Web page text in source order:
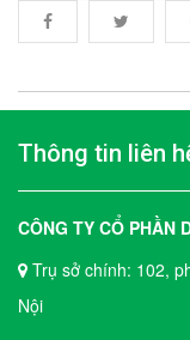
Thông tin liên
CÔNG TY CỔ PHẦN
Trụ sở chính: 102,
Nội